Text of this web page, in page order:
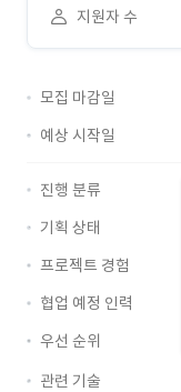
지원자 수
모집 마감일
예상 시작일
진행 분류
기획 상태
프로젝트 경험
협업 예정 인력
우선 순위
관련 기술